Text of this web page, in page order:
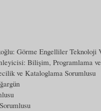
Görme Engelliler Teknoloji
Bilişim, Programlama
ve Kataloglama Sorumlusu